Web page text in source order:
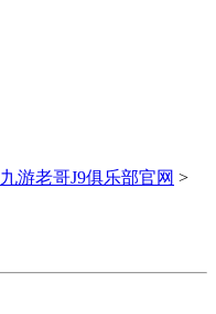
九游老哥J9俱乐部官网 >